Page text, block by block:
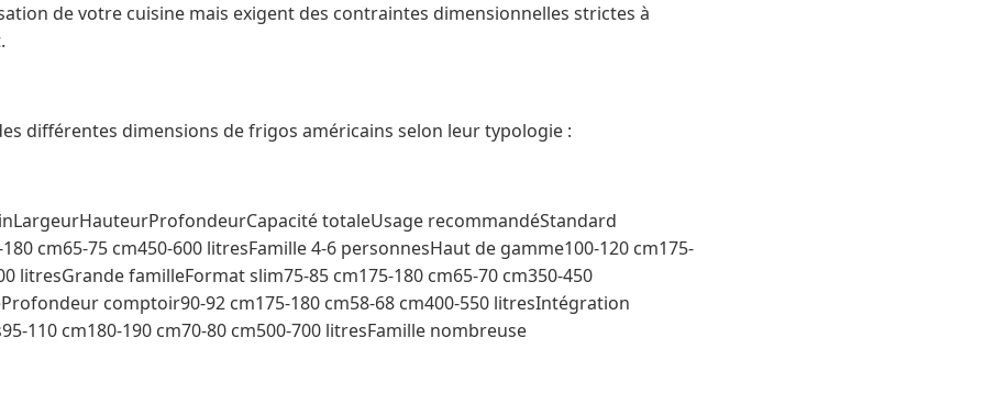
de votre cuisine mais exigent des contraintes dimensionnelles strictes à
différentes dimensions de frigos américains selon leur typologie :
totaleUsage recommandéStandard
cm65-75 cm450-600 litresFamille 4-6 personnesHaut de gamme100-120 cm175-
litresGrande familleFormat slim75-85 cm175-180 cm65-70 cm350-450
comptoir90-92 cm175-180 cm58-68 cm400-550 litresIntégration
110 cm180-190 cm70-80 cm500-700 litresFamille nombreuse